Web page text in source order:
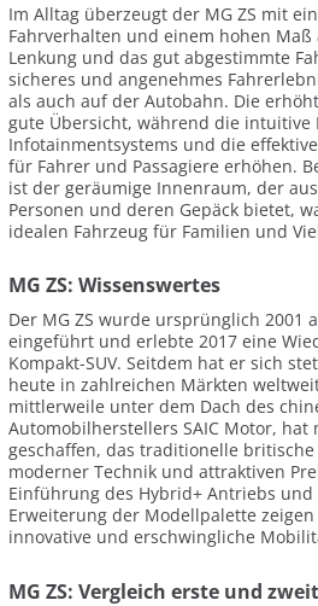
Im Alltag überzeugt der MG ZS mit
Fahrverhalten und einem hohen Maß
Lenkung und das gut abgestimmte
sicheres und angenehmes
als auch auf der Autobahn. Die
gute Übersicht, während die intuitive
Infotainmentsystems und die
für Fahrer und Passagiere erhöhen.
ist der geräumige Innenraum, der
Personen und deren Gepäck bietet,
idealen Fahrzeug für Familien und
MG ZS: Wissenswertes
Der MG ZS wurde ursprünglich 2001
eingeführt und erlebte 2017 eine
Kompakt-SUV. Seitdem hat er sich
heute in zahlreichen Märkten
mittlerweile unter dem Dach des
Automobilherstellers SAIC Motor, hat
geschaffen, das traditionelle
moderner Technik und attraktiven
Einführung des Hybrid+ Antriebs
Erweiterung der Modellpalette zeigen
innovative und erschwingliche
MG ZS: Vergleich erste und